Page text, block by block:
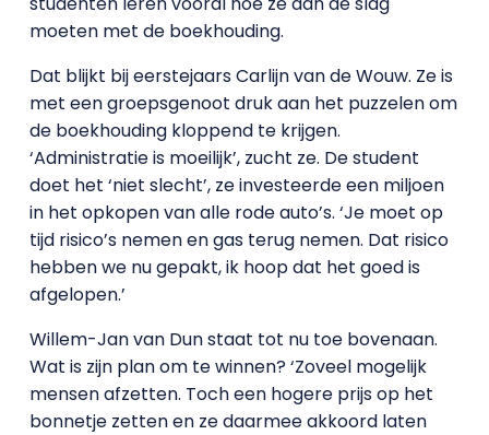
moeten met de boekhouding.
Dat blijkt bij eerstejaars Carlijn van de Wouw. Ze is
met een groepsgenoot druk aan het puzzelen om
de boekhouding kloppend te krijgen.
‘Administratie is moeilijk’, zucht ze. De student
doet het ‘niet slecht’, ze investeerde een miljoen
in het opkopen van alle rode auto’s. ‘Je moet op
tijd risico’s nemen en gas terug nemen. Dat risico
hebben we nu gepakt, ik hoop dat het goed is
afgelopen.’
Willem-Jan van Dun staat tot nu toe bovenaan.
Wat is zijn plan om te winnen? ‘Zoveel mogelijk
mensen afzetten. Toch een hogere prijs op het
bonnetje zetten en ze daarmee akkoord laten